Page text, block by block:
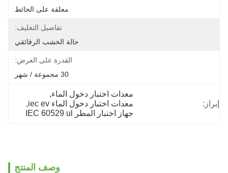
معلقة على الحائط
تفاصيل التغليف:
حالة الخشب الرقائقي
القدرة على العرض:
30 مجموعة / شهر
إبراز:
معدات اختبار دخول الماء,
معدات اختبار دخول الماء iec ev
,
جهاز اختبار المطر IEC 60529 ul
وصف المنتج